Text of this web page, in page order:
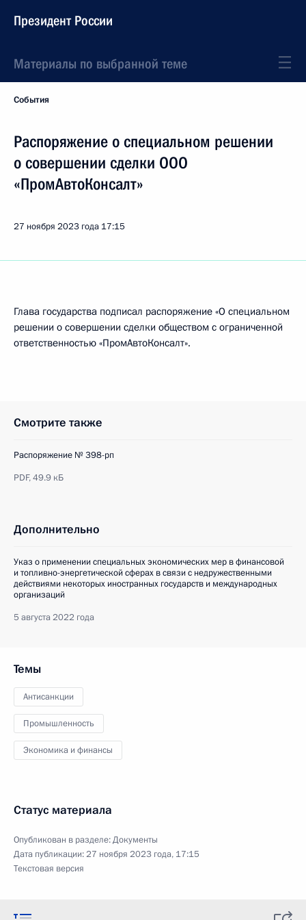
Президент России
Материалы по выбранной теме
События
Распоряжение о специальном решении
о совершении сделки ООО
«ПромАвтоКонсалт»
27 ноября 2023 года 17:15
Глава государства подписал распоряжение «О специальном
решении о совершении сделки обществом с ограниченной
ответственностью «ПромАвтоКонсалт».
Смотрите также
Распоряжение № 398-рп
PDF,49.9 кБ
Дополнительно
Указ о применении специальных экономических мер в финансовой
и топливно-энергетической сферах в связи с недружественными
действиями некоторых иностранных государств и международных
организаций
5 августа 2022 года
Темы
Антисанкции
Промышленность
Экономика и финансы
Статус материала
Опубликован в разделе:Документы
Дата публикации:27 ноября 2023 года, 17:15
Текстовая версия